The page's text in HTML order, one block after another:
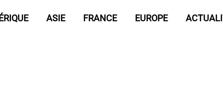
ASIE FRANCE EUROPE